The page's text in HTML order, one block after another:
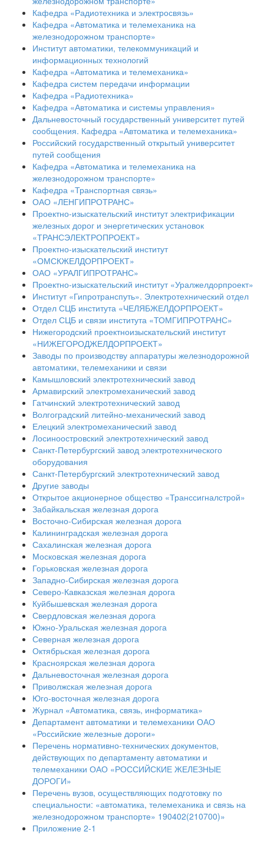
Кафедра «Радиотехника и электросвязь»
Кафедра «Автоматика и телемеханика на
железнодорожном транспорте»
Институт автоматики, телекоммуникаций и
информационных технологий
Кафедра «Автоматика и телемеханика»
Кафедра систем передачи информации
Кафедра «Радиотехника»
Кафедра «Автоматика и системы управления»
Дальневосточный государственный университет путей
сообщения. Кафедра «Автоматика и телемеханика»
Российский государственный открытый университет
путей сообщения
Кафедра «Автоматика и телемеханика на
железнодорожном транспорте»
Кафедра «Транспортная связь»
ОАО «ЛЕНГИПРОТРАНС»
Проектно-изыскательский институт электрификации
железных дорог и энергетических установок
«ТРАНСЭЛЕКТРОПРОЕКТ»
Проектно-изыскательский институт
«ОМСКЖЕЛДОРПРОЕКТ»
ОАО «УРАЛГИПРОТРАНС»
Проектно-изыскательский институт «Уралжелдорпроект»
Институт «Гипротранспуть». Электротехнический отдел
Отдел СЦБ института «ЧЕЛЯБЖЕЛДОРПРОЕКТ»
Отдел СЦБ и связи института «ТОМГИПРОТРАНС»
Нижегородский проектноизыскательский институт
«НИЖЕГОРОДЖЕЛДОРПРОЕКТ»
Заводы по производству аппаратуры железнодорожной
автоматики, телемеханики и связи
Камышловский электротехнический завод
Армавирский электромеханический завод
Гатчинский электротехнический завод
Волгоградский литейно-механический завод
Елецкий электромеханический завод
Лосиноостровский электротехнический завод
Санкт-Петербургский завод электротехнического
оборудования
Санкт-Петербургский электротехнический завод
Другие заводы
Открытое акционерное общество «Транссигналстрой»
Забайкальская железная дорога
Восточно-Сибирская железная дорога
Калининградская железная дорога
Сахалинская железная дорога
Московская железная дорога
Горьковская железная дорога
Западно-Сибирская железная дорога
Северо-Кавказская железная дорога
Куйбышевская железная дорога
Свердловская железная дорога
Южно-Уральская железная дорога
Северная железная дорога
Октябрьская железная дорога
Красноярская железная дорога
Дальневосточная железная дорога
Приволжская железная дорога
Юго-восточная железная дорога
Журнал «Автоматика, связь, информатика»
Департамент автоматики и телемеханики ОАО
«Российские железные дороги»
Перечень нормативно-технических документов,
действующих по департаменту автоматики и
телемеханики ОАО «РОССИЙСКИЕ ЖЕЛЕЗНЫЕ
ДОРОГИ»
Перечень вузов, осуществляющих подготовку по
специальности: «автоматика, телемеханика и связь на
железнодорожном транспорте» 190402(210700)»
Приложение 2-1